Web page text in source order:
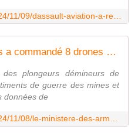
Le ministère des Armées a commandé 8 drones sous-marins pour le Système de lutte anti-mines du futur - Zone Militaire
plongeurs démineurs de
de guerre des mines et
données de